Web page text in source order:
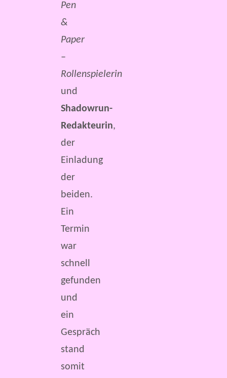
Pen
&
Paper
–
Rollenspielerin
und
Shadowrun-
Redakteurin,
der
Einladung
der
beiden.
Ein
Termin
war
schnell
gefunden
und
ein
Gespräch
stand
somit